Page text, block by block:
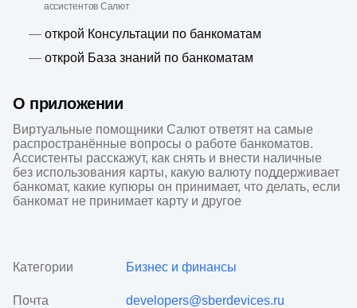
ассистентов Салют
— открой Консультации по банкоматам
— открой База знаний по банкоматам
О приложении
Виртуальные помощники Салют ответят на самые
распространённые вопросы о работе банкоматов.
Ассистенты расскажут, как снять и внести наличные
без использования карты, какую валюту поддерживает
банкомат, какие купюры он принимает, что делать, если
банкомат не принимает карту и другое
Категории Бизнес и финансы
Почта developers@sberdevices.ru